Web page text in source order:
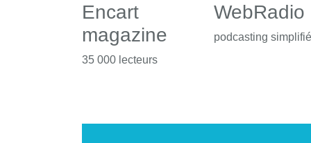
Encart
magazine
35 000 lecteurs
WebRadio
podcasting simplifié